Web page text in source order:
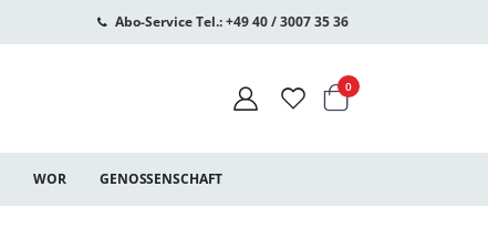
Abo-Service Tel.: +49 40 / 3007 35 36
Warenkorb
0Artikel
WOR GENOSSENSCHAFT